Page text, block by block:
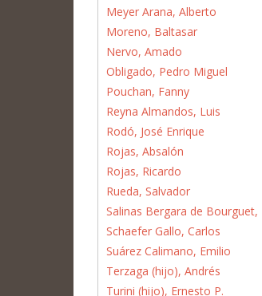
Meyer Arana, Alberto
Moreno, Baltasar
Nervo, Amado
Obligado, Pedro Miguel
Pouchan, Fanny
Reyna Almandos, Luis
Rodó, José Enrique
Rojas, Absalón
Rojas, Ricardo
Rueda, Salvador
Salinas Bergara de Bourguet,
Schaefer Gallo, Carlos
Suárez Calimano, Emilio
Terzaga (hijo), Andrés
Turini (hijo), Ernesto P.